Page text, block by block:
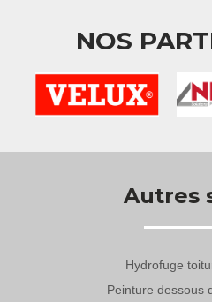
NOS
Autres
Hydrofuge
Peinture dessous